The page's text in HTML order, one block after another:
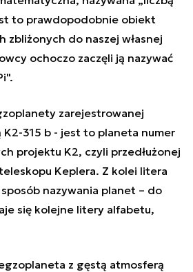
to prawdopodobnie obiekt
zbliżonych do naszej własnej
ochoczo zaczęli ją nazywać
zarejestrowanej
315 b - jest to planeta numer
projektu K2, czyli przedłużonej
Keplera. Z kolei litera
nazywania planet – do
się kolejne litery alfabetu,
z gęstą atmosferą